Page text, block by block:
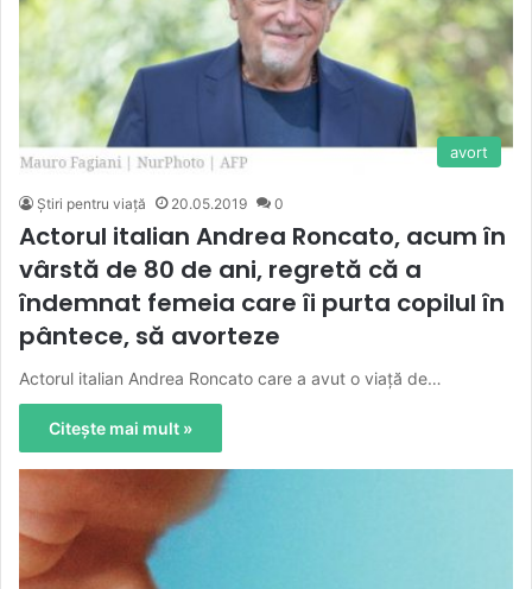
avort
Știri pentru viață 20.05.2019 0
Actorul italian Andrea Roncato, acum în
vârstă de 80 de ani, regretă că a
îndemnat femeia care îi purta copilul în
pântece, să avorteze
Actorul italian Andrea Roncato care a avut o viață de…
Citește mai mult »